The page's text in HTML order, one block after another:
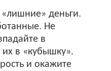
«лишние» деньги.
Не
в
их в «кубышку».
и окажите